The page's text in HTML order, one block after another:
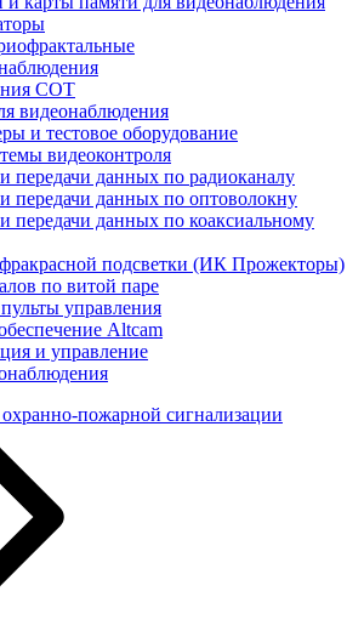
СОТ
видеонаблюдения
и тестовое оборудование
видеоконтроля
передачи данных по радиоканалу
передачи данных по оптоволокну
передачи данных по коаксиальному
подсветки (ИК Прожекторы)
по витой паре
управления
Altcam
и управление
пожарной сигнализации